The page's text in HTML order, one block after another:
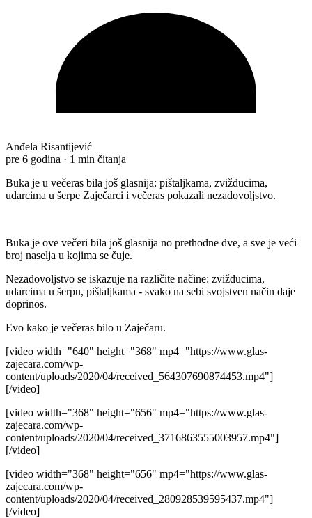
Anđela Risantijević
pre 6 godina · 1 min čitanja
Buka je u večeras bila još glasnija: pištaljkama, zvižducima,
udarcima u šerpe Zaječarci i večeras pokazali nezadovoljstvo.
Buka je ove večeri bila još glasnija no prethodne dve, a sve je veći
broj naselja u kojima se čuje.
Nezadovoljstvo se iskazuje na različite načine: zvižducima,
udarcima u šerpu, pištaljkama - svako na sebi svojstven način daje
doprinos.
Evo kako je večeras bilo u Zaječaru.
[video width="640" height="368" mp4="https://www.glas-
zajecara.com/wp-
content/uploads/2020/04/received_564307690874453.mp4"]
[/video]
[video width="368" height="656" mp4="https://www.glas-
zajecara.com/wp-
content/uploads/2020/04/received_3716863555003957.mp4"]
[/video]
[video width="368" height="656" mp4="https://www.glas-
zajecara.com/wp-
content/uploads/2020/04/received_280928539595437.mp4"]
[/video]